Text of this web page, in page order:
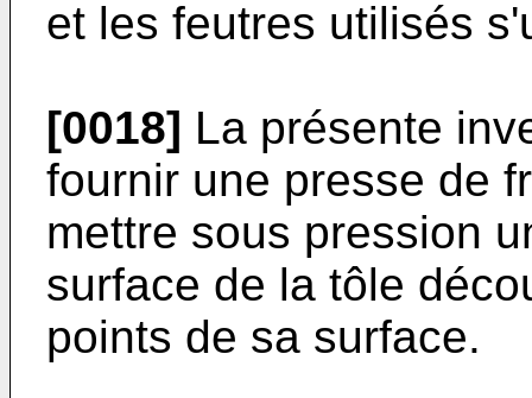
et les feutres utilisés
[0018] La présente
fournir une presse de
mettre sous pression
surface de la tôle
points de sa surface.